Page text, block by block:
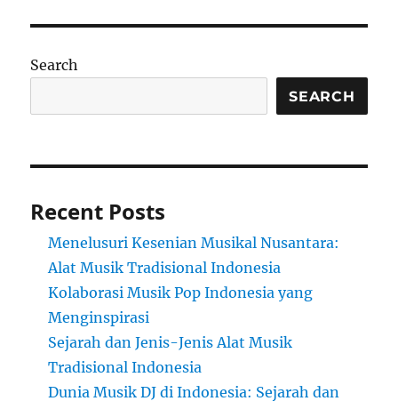
Search
SEARCH
Recent Posts
Menelusuri Kesenian Musikal Nusantara:
Alat Musik Tradisional Indonesia
Kolaborasi Musik Pop Indonesia yang
Menginspirasi
Sejarah dan Jenis-Jenis Alat Musik
Tradisional Indonesia
Dunia Musik DJ di Indonesia: Sejarah dan